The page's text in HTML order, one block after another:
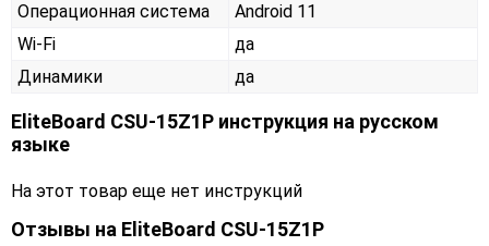
Операционная система
Android 11
Wi-Fi
да
Динамики
да
EliteBoard CSU-15Z1P инструкция на русском
языке
На этот товар еще нет инструкций
Отзывы на EliteBoard CSU-15Z1P